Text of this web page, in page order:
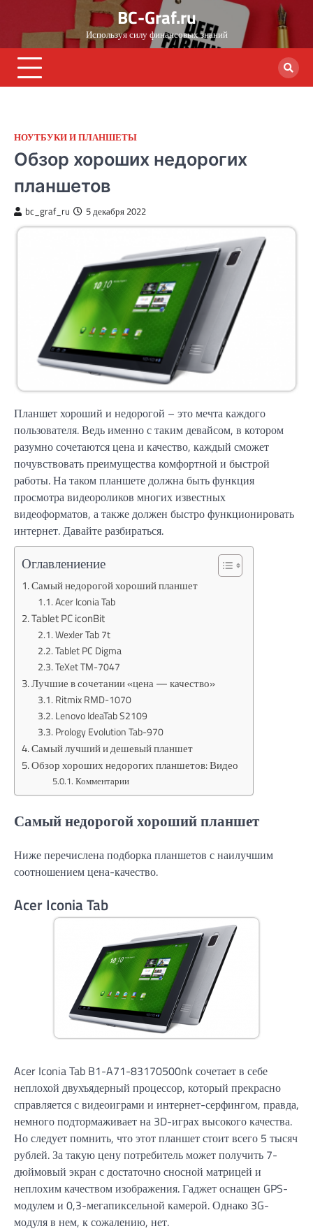
content
BC-Graf.ru
Используя силу финансовых знаний
НОУТБУКИ И ПЛАНШЕТЫ
Обзор хороших недорогих
планшетов
bc_graf_ru 5 декабря 2022
Планшет хороший и недорогой – это мечта каждого
пользователя. Ведь именно с таким девайсом, в котором
разумно сочетаются цена и качество, каждый сможет
почувствовать преимущества комфортной и быстрой
работы. На таком планшете должна быть функция
просмотра видеороликов многих известных
видеоформатов, а также должен быстро функционировать
интернет. Давайте разбираться.
Оглавлениение
Самый недорогой хороший планшет
Acer Iconia Tab
Tablet PC iconBit
Wexler Tab 7t
Tablet PC Digma
TeXet TM-7047
Лучшие в сочетании «цена — качество»
Ritmix RMD-1070
Lenovo IdeaTab S2109
Prology Evolution Tab-970
Самый лучший и дешевый планшет
Обзор хороших недорогих планшетов: Видео
Комментарии
Самый недорогой хороший планшет
Ниже перечислена подборка планшетов с наилучшим
соотношением цена-качество.
Acer Iconia Tab
Acer Iconia Tab B1-A71-83170500nk сочетает в себе
неплохой двухъядерный процессор, который прекрасно
справляется с видеоиграми и интернет-серфингом, правда,
немного подтормаживает на 3D-играх высокого качества.
Но следует помнить, что этот планшет стоит всего 5 тысяч
рублей. За такую цену потребитель может получить 7-
дюймовый экран с достаточно сносной матрицей и
неплохим качеством изображения. Гаджет оснащен GPS-
модулем и 0,3-мегапиксельной камерой. Однако 3G-
модуля в нем, к сожалению, нет.